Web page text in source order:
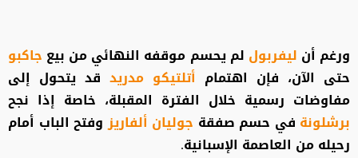
ورغم أن ليفربول لم يحسم موقفه النهائي من بيع جاكبو
حتى الآن، فإن اهتمام أتلتيكو مدريد قد يتحول إلى
مفاوضات رسمية خلال الفترة المقبلة، خاصة إذا نجح
برشلونة في حسم صفقة جوليان ألفاريزوفتح الباب أمام
رحيله من العاصمة الإسبانية.